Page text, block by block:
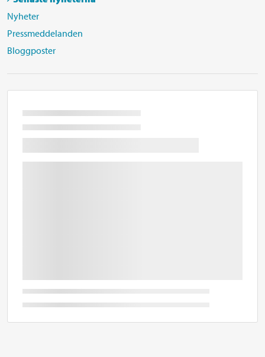
Nyheter
Pressmeddelanden
Bloggposter